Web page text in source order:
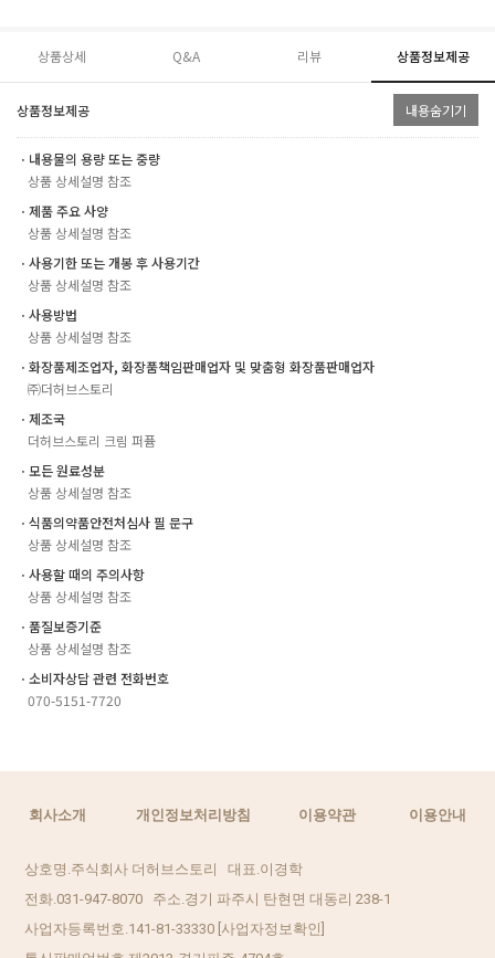
상품상세 Q&A 리뷰 상품정보제공
상품정보제공 내용숨기기
ㆍ내용물의 용량 또는 중량
상품 상세설명 참조
ㆍ제품 주요 사양
상품 상세설명 참조
ㆍ사용기한 또는 개봉 후 사용기간
상품 상세설명 참조
ㆍ사용방법
상품 상세설명 참조
ㆍ화장품제조업자, 화장품책임판매업자 및 맞춤형 화장품판매업자
㈜더허브스토리
ㆍ제조국
더허브스토리 크림 퍼퓸
ㆍ모든 원료성분
상품 상세설명 참조
ㆍ식품의약품안전처심사 필 문구
상품 상세설명 참조
ㆍ사용할 때의 주의사항
상품 상세설명 참조
ㆍ품질보증기준
상품 상세설명 참조
ㆍ소비자상담 관련 전화번호
070-5151-7720
회사소개 개인정보처리방침 이용약관 이용안내
상호명.주식회사 더허브스토리 대표.이경학
전화.031-947-8070 주소.경기 파주시 탄현면 대동리 238-1
사업자등록번호.141-81-33330 [사업자정보확인]